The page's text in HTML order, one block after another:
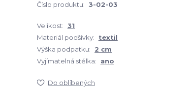
Číslo produktu: 3-02-03
Velikost: 31
Materiál podšívky:
textil
Výška podpatku:
2 cm
Vyjímatelná stélka:
ano
Do oblíbených